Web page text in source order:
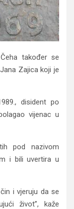
također se
Zajica koji je
disident po
vijenac u
pod nazivom
i bili uvertira u
i vjeruju da se
život”, kaže